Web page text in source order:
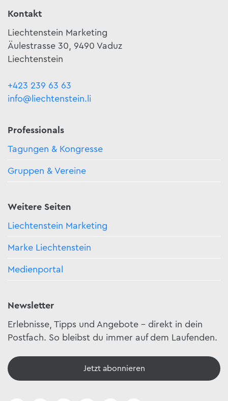
Kontakt
Liechtenstein Marketing
Äulestrasse 30, 9490 Vaduz
Liechtenstein
+423 239 63 63
info@liechtenstein.li
Professionals
Tagungen & Kongresse
Gruppen & Vereine
Weitere Seiten
Liechtenstein Marketing
Marke Liechtenstein
Medienportal
Newsletter
Erlebnisse, Tipps und Angebote – direkt in dein
Postfach. So bleibst du immer auf dem Laufenden.
Jetzt abonnieren